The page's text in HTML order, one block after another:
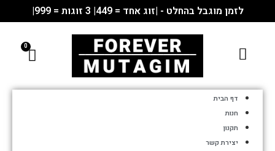
לזמן מוגבל בהחלט - |זוג אחד = 449| 3 זוגות = 999|
דף הבית
חנות
תקנון
יצירת קשר